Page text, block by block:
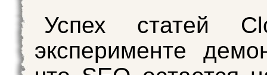
Успех статей
эксперименте